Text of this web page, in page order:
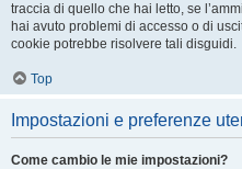
traccia di quello che hai letto, se
hai avuto problemi di accesso o di
cookie potrebbe risolvere tali disguidi.
Top
Impostazioni e preferenze
Come cambio le mie impostazioni?